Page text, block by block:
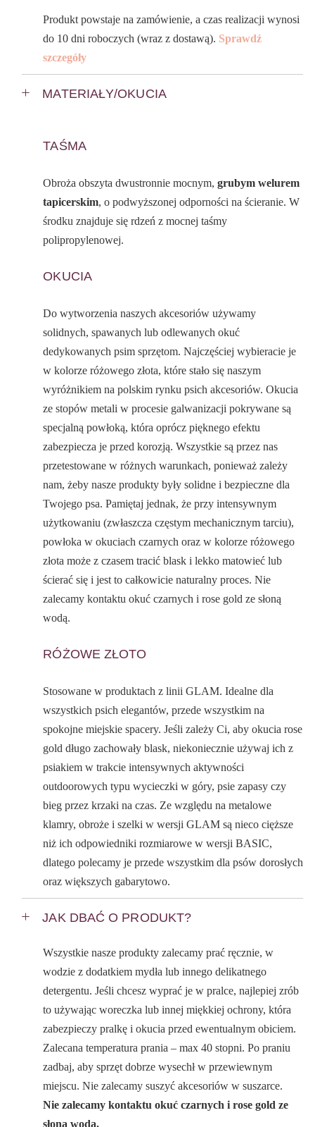
Produkt powstaje na zamówienie, a czas realizacji wynosi
do 10 dni roboczych (wraz z dostawą). Sprawdź
szczegóły
MATERIAŁY/OKUCIA
TAŚMA
Obroża obszyta dwustronnie mocnym, grubym welurem
tapicerskim, o podwyższonej odporności na ścieranie. W
środku znajduje się rdzeń z mocnej taśmy
polipropylenowej.
OKUCIA
Do wytworzenia naszych akcesoriów używamy
solidnych, spawanych lub odlewanych okuć
dedykowanych psim sprzętom. Najczęściej wybieracie je
w kolorze różowego złota, które stało się naszym
wyróżnikiem na polskim rynku psich akcesoriów. Okucia
ze stopów metali w procesie galwanizacji pokrywane są
specjalną powłoką, która oprócz pięknego efektu
zabezpiecza je przed korozją. Wszystkie są przez nas
przetestowane w różnych warunkach, ponieważ zależy
nam, żeby nasze produkty były solidne i bezpieczne dla
Twojego psa. Pamiętaj jednak, że przy intensywnym
użytkowaniu (zwłaszcza częstym mechanicznym tarciu),
powłoka w okuciach czarnych oraz w kolorze różowego
złota może z czasem tracić blask i lekko matowieć lub
ścierać się i jest to całkowicie naturalny proces. Nie
zalecamy kontaktu okuć czarnych i rose gold ze słoną
wodą.
RÓŻOWE ZŁOTO
Stosowane w produktach z linii GLAM. Idealne dla
wszystkich psich elegantów, przede wszystkim na
spokojne miejskie spacery. Jeśli zależy Ci, aby okucia rose
gold długo zachowały blask, niekoniecznie używaj ich z
psiakiem w trakcie intensywnych aktywności
outdoorowych typu wycieczki w góry, psie zapasy czy
bieg przez krzaki na czas. Ze względu na metalowe
klamry, obroże i szelki w wersji GLAM są nieco cięższe
niż ich odpowiedniki rozmiarowe w wersji BASIC,
dlatego polecamy je przede wszystkim dla psów dorosłych
oraz większych gabarytowo.
JAK DBAĆ O PRODUKT?
Wszystkie nasze produkty zalecamy prać ręcznie, w
wodzie z dodatkiem mydła lub innego delikatnego
detergentu. Jeśli chcesz wyprać je w pralce, najlepiej zrób
to używając woreczka lub innej miękkiej ochrony, która
zabezpieczy pralkę i okucia przed ewentualnym obiciem.
Zalecana temperatura prania – max 40 stopni. Po praniu
zadbaj, aby sprzęt dobrze wysechł w przewiewnym
miejscu. Nie zalecamy suszyć akcesoriów w suszarce.
Nie zalecamy kontaktu okuć czarnych i rose gold ze
słoną wodą.